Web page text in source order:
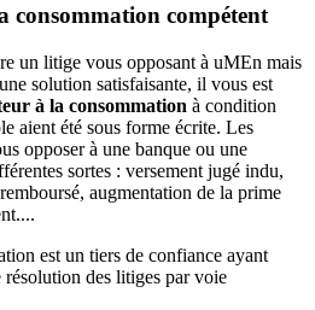
consommation compétent
un litige vous opposant à uMEn mais
solution satisfaisante, il vous est
à la consommation à condition
aient été sous forme écrite. Les
opposer à une banque ou une
sortes : versement jugé indu,
augmentation de la prime
est un tiers de confiance ayant
des litiges par voie